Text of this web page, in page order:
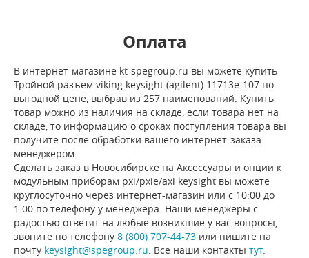
Оплата
В интернет-магазине kt-spegroup.ru вы можете купить
Тройной разъем viking keysight (agilent) 11713e-107 по
выгодной цене, выбрав из 257 наименований. Купить
товар можно из наличия на складе, если товара нет на
складе, то информацию о сроках поступления товара вы
получите после обработки вашего интернет-заказа
менеджером.
Сделать заказ в Новосибирске на Аксессуары и опции к
модульным приборам pxi/pxie/axi keysight вы можете
круглосуточно через интернет-магазин или с 10:00 до
1:00 по телефону у менеджера. Наши менеджеры с
радостью ответят на любые возникшие у вас вопросы,
звоните по телефону 8 (800) 707-44-73 или пишите на
почту keysight@spegroup.ru. Все наши контакты тут.